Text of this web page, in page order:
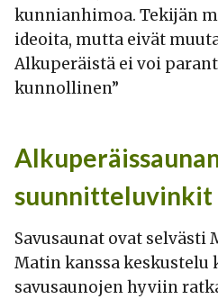
kunnianhimoa. Tekijän
ideoita, mutta eivät
Alkuperäistä ei voi
kunnollinen”
suunnitteluvinkit
Savusaunat ovat selvästi
Matin kanssa
savusaunojen hyviin